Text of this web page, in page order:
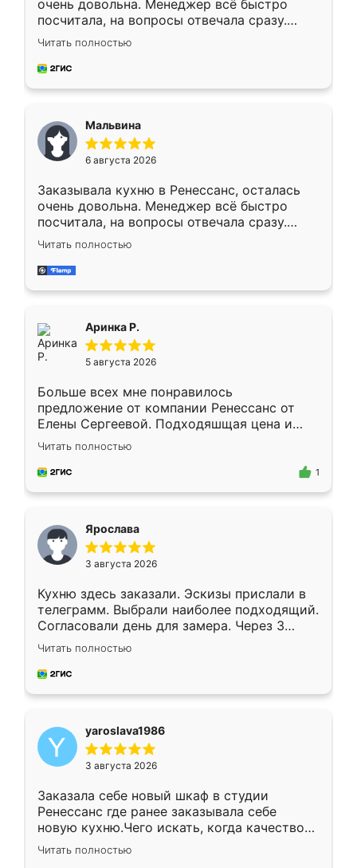
очень довольна. Менеджер всё быстро
посчитала, на вопросы отвечала сразу.
Замерщик приехал в субботу, подошёл к
делу со всей ответственностью. Собрали
за день, ребята работали аккуратно, даже
Читать полностью
Мальвина
6 августа 2026
Заказывала кухню в Ренессанс, осталась
очень довольна. Менеджер всё быстро
посчитала, на вопросы отвечала сразу.
Замерщик приехал в субботу, подошёл к
делу со всей ответственностью. Собрали
за день, ребята работали аккуратно, даже
Читать полностью
Аринка Р.
5 августа 2026
Больше всех мне понравилось
предложение от компании Ренессанс от
Елены Сергеевой. Подходяшщая цена и
короткие сроки изготовления. Приехавший
для замера сотрудник Владислав
предложил по моему эскизу самый
Читать полностью
1
Ярослава
3 августа 2026
Кухню здесь заказали. Эскизы прислали в
телеграмм. Выбрали наиболее подходящий.
Согласовали день для замера. Через 3
недели кухня была уже готова. Остались
довольны работой. Спасибо Ренессанс
мебель за качественную работу!
Читать полностью
yaroslava1986
3 августа 2026
Заказала себе новый шкаф в студии
Ренессанс где ранее заказывала себе
новую кухню.Чего искать, когда качеством
вполне довольна. Служит кухня уже почти
два года, нареканий нет.
Читать полностью